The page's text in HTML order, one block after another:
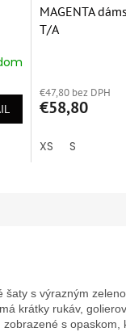
MAGENTA
T/A
produktu
je
z
€47,80 bez DPH
€58,80
XS S
šaty s výrazným
krátky rukáv,
s opaskom,